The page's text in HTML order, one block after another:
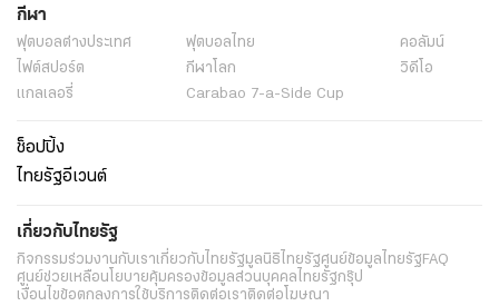
กีฬา
ฟุตบอลต่่างประเทศ ฟุตบอลไทย
คอลัมน์
ไฟต์สปอร์ต
กีฬาโลก
วิดีโอ
แกลเลอรี่
Carabao 7-a-Side Cup
ช็อปปิ้ง
ไทยรัฐอีเวนต์
เกี่ยวกับไทยรัฐ
กิจกรรมร่วมงานกับเราเกี่ยวกับไทยรัฐมูลนิธิไทยรัฐศูนย์ข้อมูลไทยรัฐFAQ
ศูนย์ช่วยเหลือนโยบายคุ้มครองข้อมูลส่วนบุคคลไทยรัฐกรุ๊ป
เงื่อนไขข้อตกลงการใช้บริการติดต่อเราติดต่อโฆษณา